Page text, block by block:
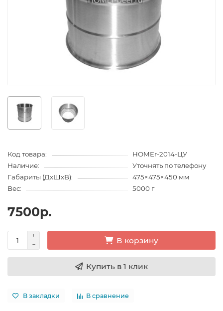
Код товара:
HOMEr-2014-ЦУ
Наличие:
Уточнять по телефону
Габариты (ДхШхВ):
475×475×450 мм
Вес:
5000 г
7500р.
В корзину
Купить в 1 клик
В закладки В сравнение